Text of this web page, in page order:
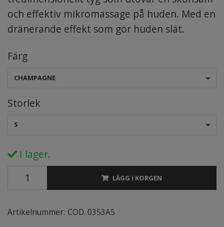
och effektiv mikromassage på huden. Med en
dränerande effekt som gör huden slät.
Färg
CHAMPAGNE
Storlek
S
I lager.
LÄGG I KORGEN
Artikelnummer: COD. 0353A5